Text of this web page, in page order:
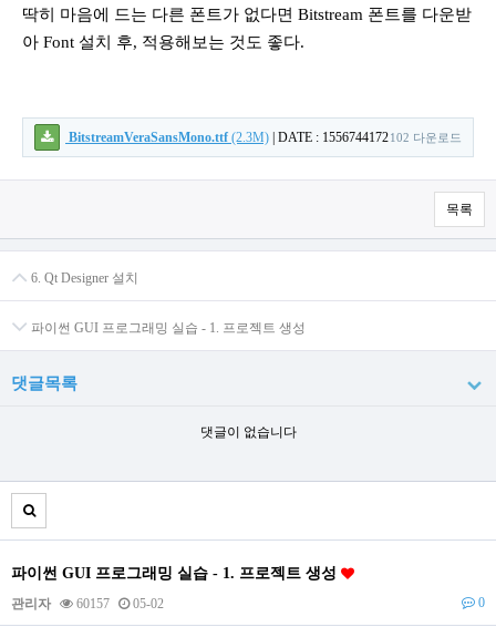
딱히 마음에 드는 다른 폰트가 없다면 Bitstream 폰트를 다운받
아 Font 설치 후, 적용해보는 것도 좋다.
BitstreamVeraSansMono.ttf (2.3M) 102 다운로드
DATE : 1556744172
목록
6. Qt Designer 설치
파이썬 GUI 프로그래밍 실습 - 1. 프로젝트 생성
댓글목록
댓글이 없습니다
파이썬 GUI 프로그래밍 실습 - 1. 프로젝트 생성
관리자 60157 05-02 0